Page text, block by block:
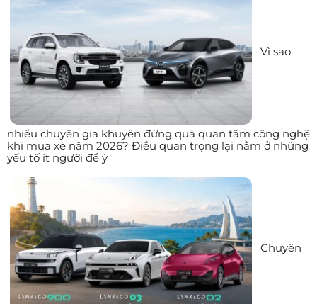
Vì sao
nhiều chuyên gia khuyên đừng quá quan tâm công nghệ
khi mua xe năm 2026? Điều quan trọng lại nằm ở những
yếu tố ít người để ý
Chuyên